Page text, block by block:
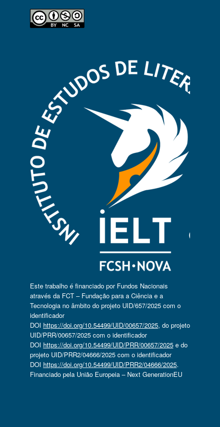
Este trabalho é financiado por Fundos Nacionais
através da FCT – Fundação para a Ciência e a
Tecnologia no âmbito do projeto UID/657/2025 com o
identificador
DOI https://doi.org/10.54499/UID/00657/2025, do projeto
UID/PRR/00657/2025 com o identificador
DOI https://doi.org/10.54499/UID/PRR/00657/2025e do
projeto UID/PRR2/04666/2025 com o identificador
DOI https://doi.org/10.54499/UID/PRR2/04666/2025.
Financiado pela União Europeia – Next GenerationEU